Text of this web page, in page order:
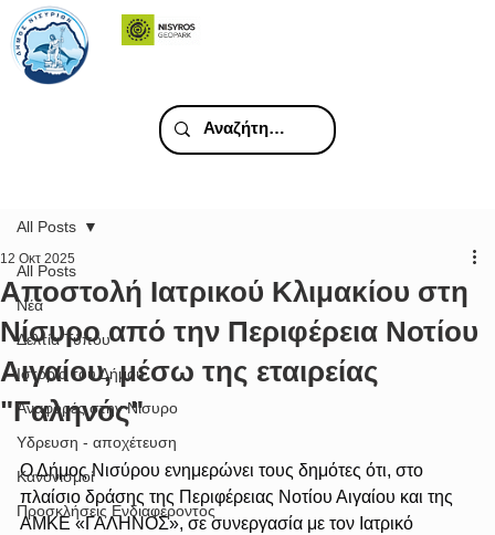
All Posts
Νέα
Δελτία Τύπου
Ιστορία του Δήμου
Αναφορές στην Νίσυρο
Υδρευση - αποχέτευση
Κανονισμοί
Προσκλήσεις Ενδιαφέροντος
All Posts
Αποστολή Ιατρικού Κλιμακίου στη
Νίσυρο από την Περιφέρεια Νοτίου
Αιγαίου, μέσω της εταιρείας
"Γαληνός"
12 Οκτ 2025
Ο Δήμος Νισύρου ενημερώνει τους δημότες ότι, στο
πλαίσιο δράσης της Περιφέρειας Νοτίου Αιγαίου και της
ΑΜΚΕ «ΓΑΛΗΝΟΣ», σε συνεργασία με τον Ιατρικό